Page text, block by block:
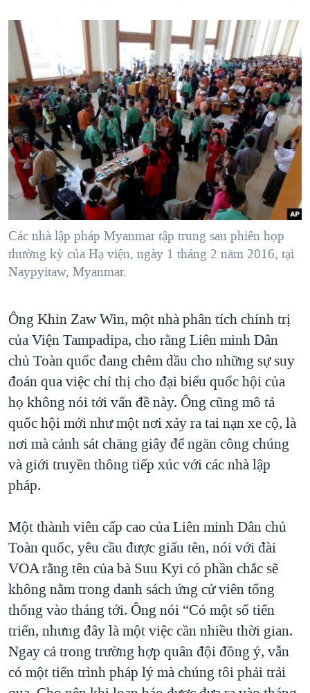
Các nhà lập pháp Myanmar tập trung sau phiên họp
thường kỳ của Hạ viện, ngày 1 tháng 2 năm 2016, tại
Naypyitaw, Myanmar.
Ông Khin Zaw Win, một nhà phân tích chính trị
của Viện Tampadipa, cho rằng Liên minh Dân
chủ Toàn quốc đang chêm dầu cho những sự suy
đoán qua việc chỉ thị cho đại biểu quốc hội của
họ không nói tới vấn đề này. Ông cũng mô tả
quốc hội mới như một nơi xảy ra tai nạn xe cộ, là
nơi mà cảnh sát chăng giây để ngăn công chúng
và giới truyền thông tiếp xúc với các nhà lập
pháp.
Một thành viên cấp cao của Liên minh Dân chủ
Toàn quốc, yêu cầu được giấu tên, nói với đài
VOA rằng tên của bà Suu Kyi có phần chắc sẽ
không nằm trong danh sách ứng cử viên tổng
thống vào tháng tới. Ông nói “Có một số tiến
triển, nhưng đây là một việc cần nhiều thời gian.
Ngay cả trong trường hợp quân đội đồng ý, vẫn
có một tiến trình pháp lý mà chúng tôi phải trải